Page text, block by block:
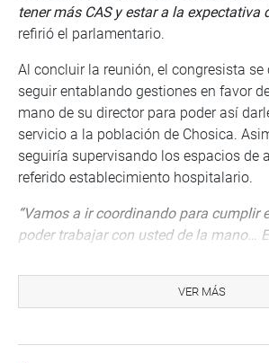
tener más CAS y estar a la expectativa
refirió el parlamentario.
Al concluir la reunión, el congresista
seguir entablando gestiones en favor
mano de su director para poder así
servicio a la población de Chosica.
seguiría supervisando los espacios de
referido establecimiento hospitalario.
“Vamos a ir coordinando para cumplir
poder trabajar con usted de la mano…
área de salud, el área de emergencia,
, le expresó el
VER MÁS